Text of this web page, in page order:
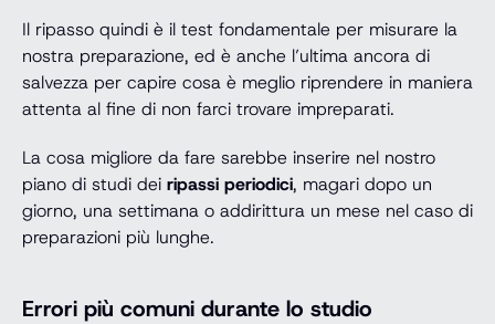
Il ripasso quindi è il test fondamentale per misurare la
nostra preparazione, ed è anche l’ultima ancora di
salvezza per capire cosa è meglio riprendere in maniera
attenta al fine di non farci trovare impreparati.
La cosa migliore da fare sarebbe inserire nel nostro
piano di studi dei ripassi periodici, magari dopo un
giorno, una settimana o addirittura un mese nel caso di
preparazioni più lunghe.
Errori più comuni durante lo studio